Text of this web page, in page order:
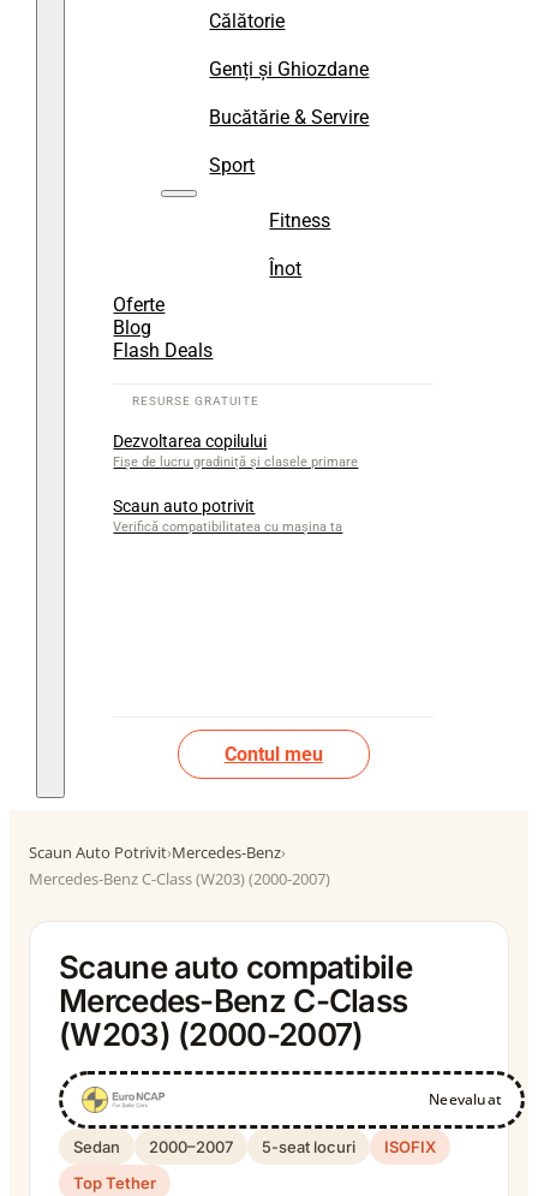
Călătorie
Genți și Ghiozdane
Bucătărie & Servire
Sport
Fitness
Înot
Oferte
Blog
Flash Deals
Dezvoltarea copilului
Fișe de lucru gradiniță și clasele primare
Scaun auto potrivit
Verifică compatibilitatea cu mașina ta
Contul meu
Scaun Auto Potrivit›Mercedes-Benz›
Mercedes-Benz C-Class (W203) (2000-2007)
Scaune auto compatibile
Mercedes-Benz C-Class
(W203) (2000-2007)
Neevaluat
Sedan 2000–2007 5-seat locuri
ISOFIX
Top Tether